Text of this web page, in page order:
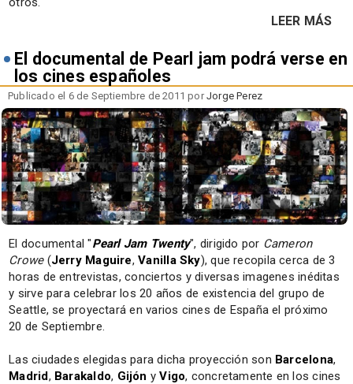
LEER MÁS
El documental de Pearl jam podrá verse en
los cines españoles
Publicado el 6 de Septiembre de 2011 porJorge Perez
El documental "Pearl JamTwenty", dirigido por Cameron
Crowe(Jerry Maguire,Vanilla Sky), que recopila cerca de 3
horas de entrevistas, conciertos y diversas imagenes inéditas
y sirve para celebrar los 20 años de existencia del grupo de
Seattle, se proyectará en varios cines de España el próximo
20 de Septiembre.
Las ciudades elegidas para dicha proyección son Barcelona,
Madrid, Barakaldo, Gijón yVigo, concretamente en los cines